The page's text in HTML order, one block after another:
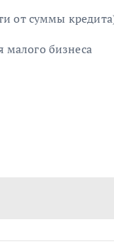
от суммы
бизнеса